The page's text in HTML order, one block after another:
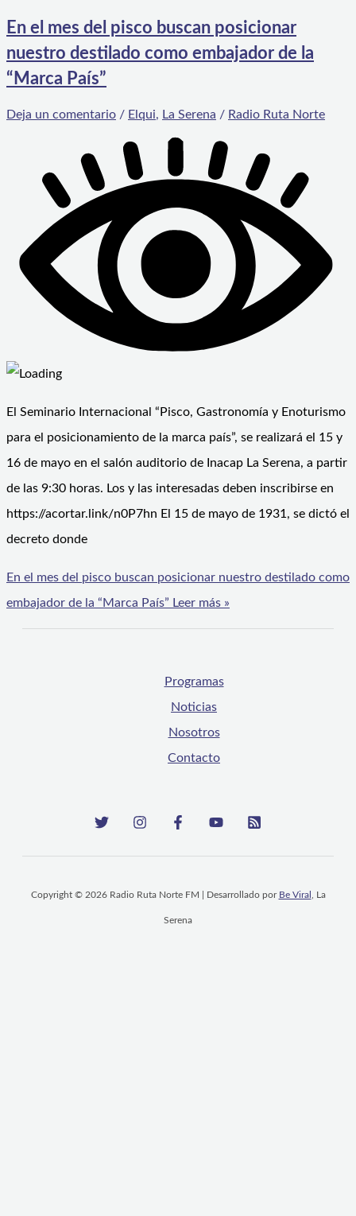
En el mes del pisco buscan posicionar
nuestro destilado como embajador de la
“Marca País”
Deja un comentario / Elqui, La Serena / Radio Ruta Norte
El Seminario Internacional “Pisco, Gastronomía y Enoturismo
para el posicionamiento de la marca país”, se realizará el 15 y
16 de mayo en el salón auditorio de Inacap La Serena, a partir
de las 9:30 horas. Los y las interesadas deben inscribirse en
https://acortar.link/n0P7hn El 15 de mayo de 1931, se dictó el
decreto donde
En el mes del pisco buscan posicionar nuestro destilado como
embajador de la “Marca País” Leer más »
Programas
Noticias
Nosotros
Contacto
Copyright © 2026 Radio Ruta Norte FM | Desarrollado por Be Viral , La
Serena